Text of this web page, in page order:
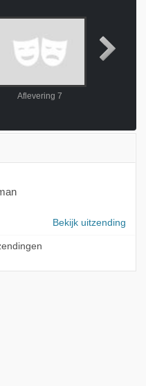
Aflevering 7
Bekijk uitzending